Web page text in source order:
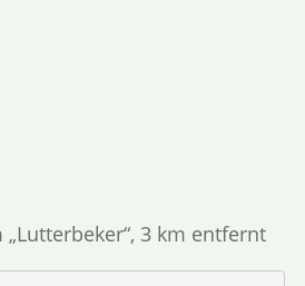
3 km entfernt